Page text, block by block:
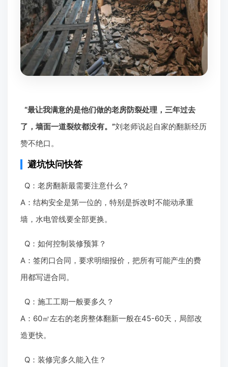
“最让我满意的是他们做的老房防裂处理，三年过去
了，墙面一道裂纹都没有。”刘老师说起自家的翻新经历
赞不绝口。
避坑快问快答
Q：老房翻新最需要注意什么？
A：结构安全是第一位的，特别是拆改时不能动承重
墙，水电管线要全部更换。
Q：如何控制装修预算？
A：签闭口合同，要求明细报价，把所有可能产生的费
用都写进合同。
Q：施工工期一般要多久？
A：60㎡左右的老房整体翻新一般在45-60天，局部改
造更快。
Q：装修完多久能入住？